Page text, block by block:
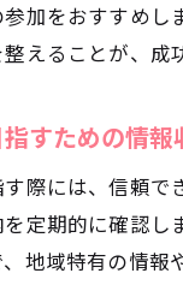
加をおすすめし
えることが、成
すための情
際には、信頼で
定期的に確認
地域特有の情報